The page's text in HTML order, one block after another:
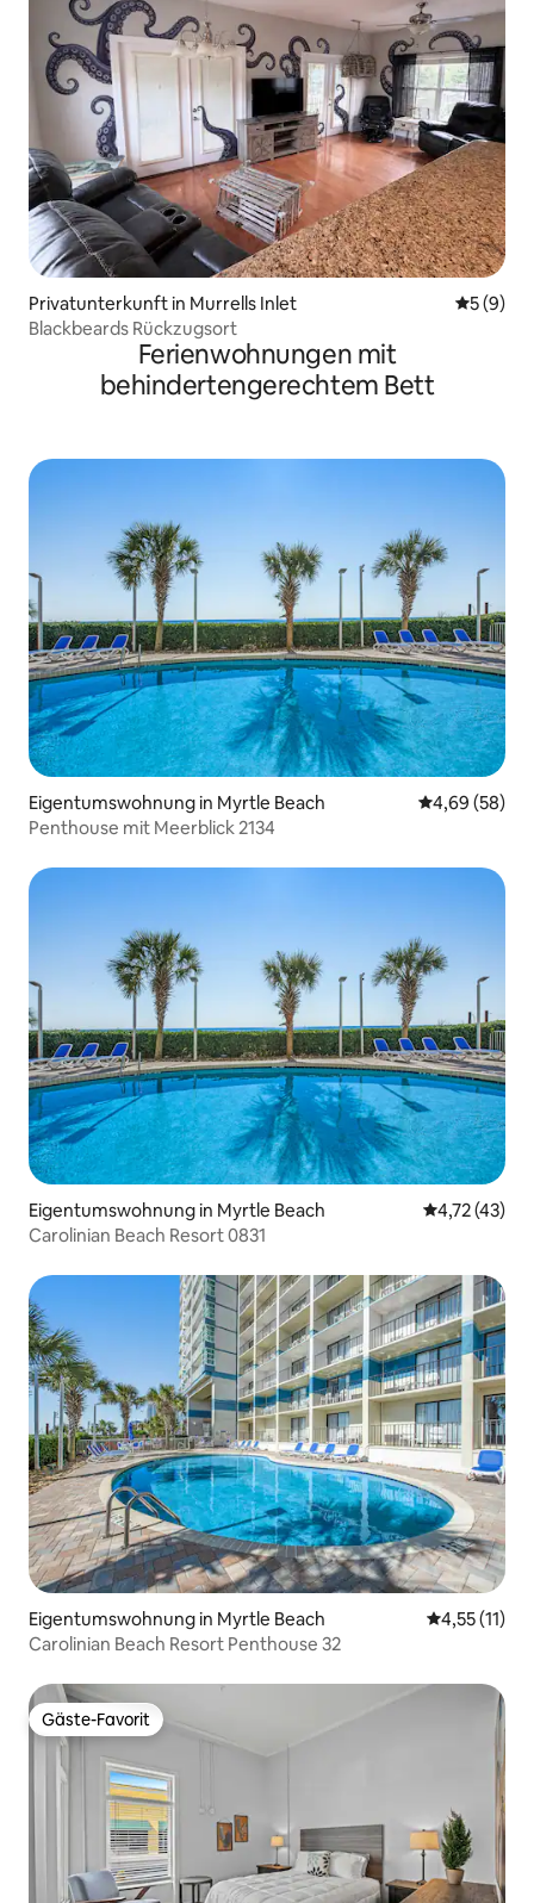
Privatunterkunft in Murrells Inlet
5 (9)
Blackbeards Rückzugsort
Ferienwohnungen mit
behindertengerechtem Bett
Eigentumswohnung in Myrtle Beach
4,69 (58)
Penthouse mit Meerblick 2134
Eigentumswohnung in Myrtle Beach
4,72 (43)
Carolinian Beach Resort 0831
Eigentumswohnung in Myrtle Beach
4,55 (11)
Carolinian Beach Resort Penthouse 32
Gäste-Favorit
Gäste-Favorit